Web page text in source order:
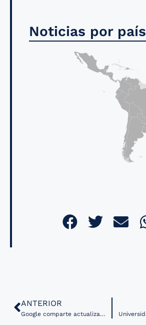
Noticias por país
ANTERIOR
Google comparte actualizaciones sobre el uso de IA generativa en salud￼